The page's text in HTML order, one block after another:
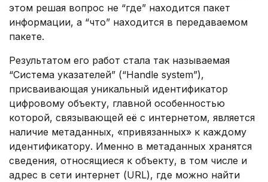
этом решая вопрос не “где” находится пакет
информации, а “что” находится в передаваемом
пакете.
Результатом его работ стала так называемая
“Система указателей” (“Handle system”),
присваивающая уникальный идентификатор
цифровому объекту, главной особенностью
которой, связывающей её с интернетом, является
наличие метаданных, «привязанных» к каждому
идентификатору. Именно в метаданных хранятся
сведения, относящиеся к объекту, в том числе и
адрес в сети интернет (URL), где можно найти